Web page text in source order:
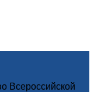
Всероссийской